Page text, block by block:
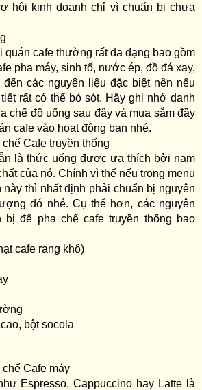
hội kinh doanh chỉ vì chuẩn bị chưa
quán cafe thường rất đa dạng bao gồm
pha máy, sinh tố, nước ép, đồ đá xay,
đến các nguyên liệu đặc biệt nên nếu
rất có thể bỏ sót. Hãy ghi nhớ danh
chế đồ uống sau đây và mua sắm đầy
cafe vào hoạt động bạn nhé.
Cafe truyền thống
là thức uống được ưa thích bởi nam
của nó. Chính vì thế nếu trong menu
này thì nhất định phải chuẩn bị nguyên
đó nhé. Cụ thể hơn, các nguyên
bị để pha chế cafe truyền thống bao
cafe rang khô)
bột socola
Cafe máy
Espresso, Cappuccino hay Latte là